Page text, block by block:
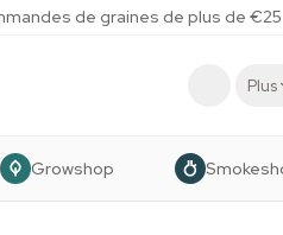
de graines de plus de €25
Plus
Growshop